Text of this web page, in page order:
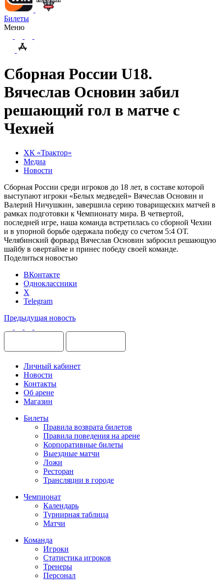
Билеты
Меню
Сборная России U18.
Вячеслав Основин забил
решающий гол в матче с
Чехией
ХК «Трактор»
Медиа
Новости
Сборная России среди игроков до 18 лет, в составе которой
выступают игроки «Белых медведей» Вячеслав Основин и
Валерий Ничушкин, завершила серию товарищеских матчей в
рамках подготовки к Чемпионату мира. В четвертой,
последней игре, наша команда встретилась со сборной Чехии
и в упорной борьбе одержала победу со счетом 5:4 ОТ.
Челябинский форвард Вячеслав Основин забросил решающую
шайбу в овертайме и принес победу своей команде.
Поделиться новостью
ВКонтакте
Одноклассники
X
Telegram
Предыдущая новость
Личный кабинет
Новости
Контакты
Об арене
Магазин
Билеты
Правила возврата билетов
Правила поведения на арене
Корпоративные билеты
Выездные матчи
Ложи
Ресторан
Трансляции в городе
Чемпионат
Календарь
Турнирная таблица
Матчи
Команда
Игроки
Статистика игроков
Тренеры
Персонал